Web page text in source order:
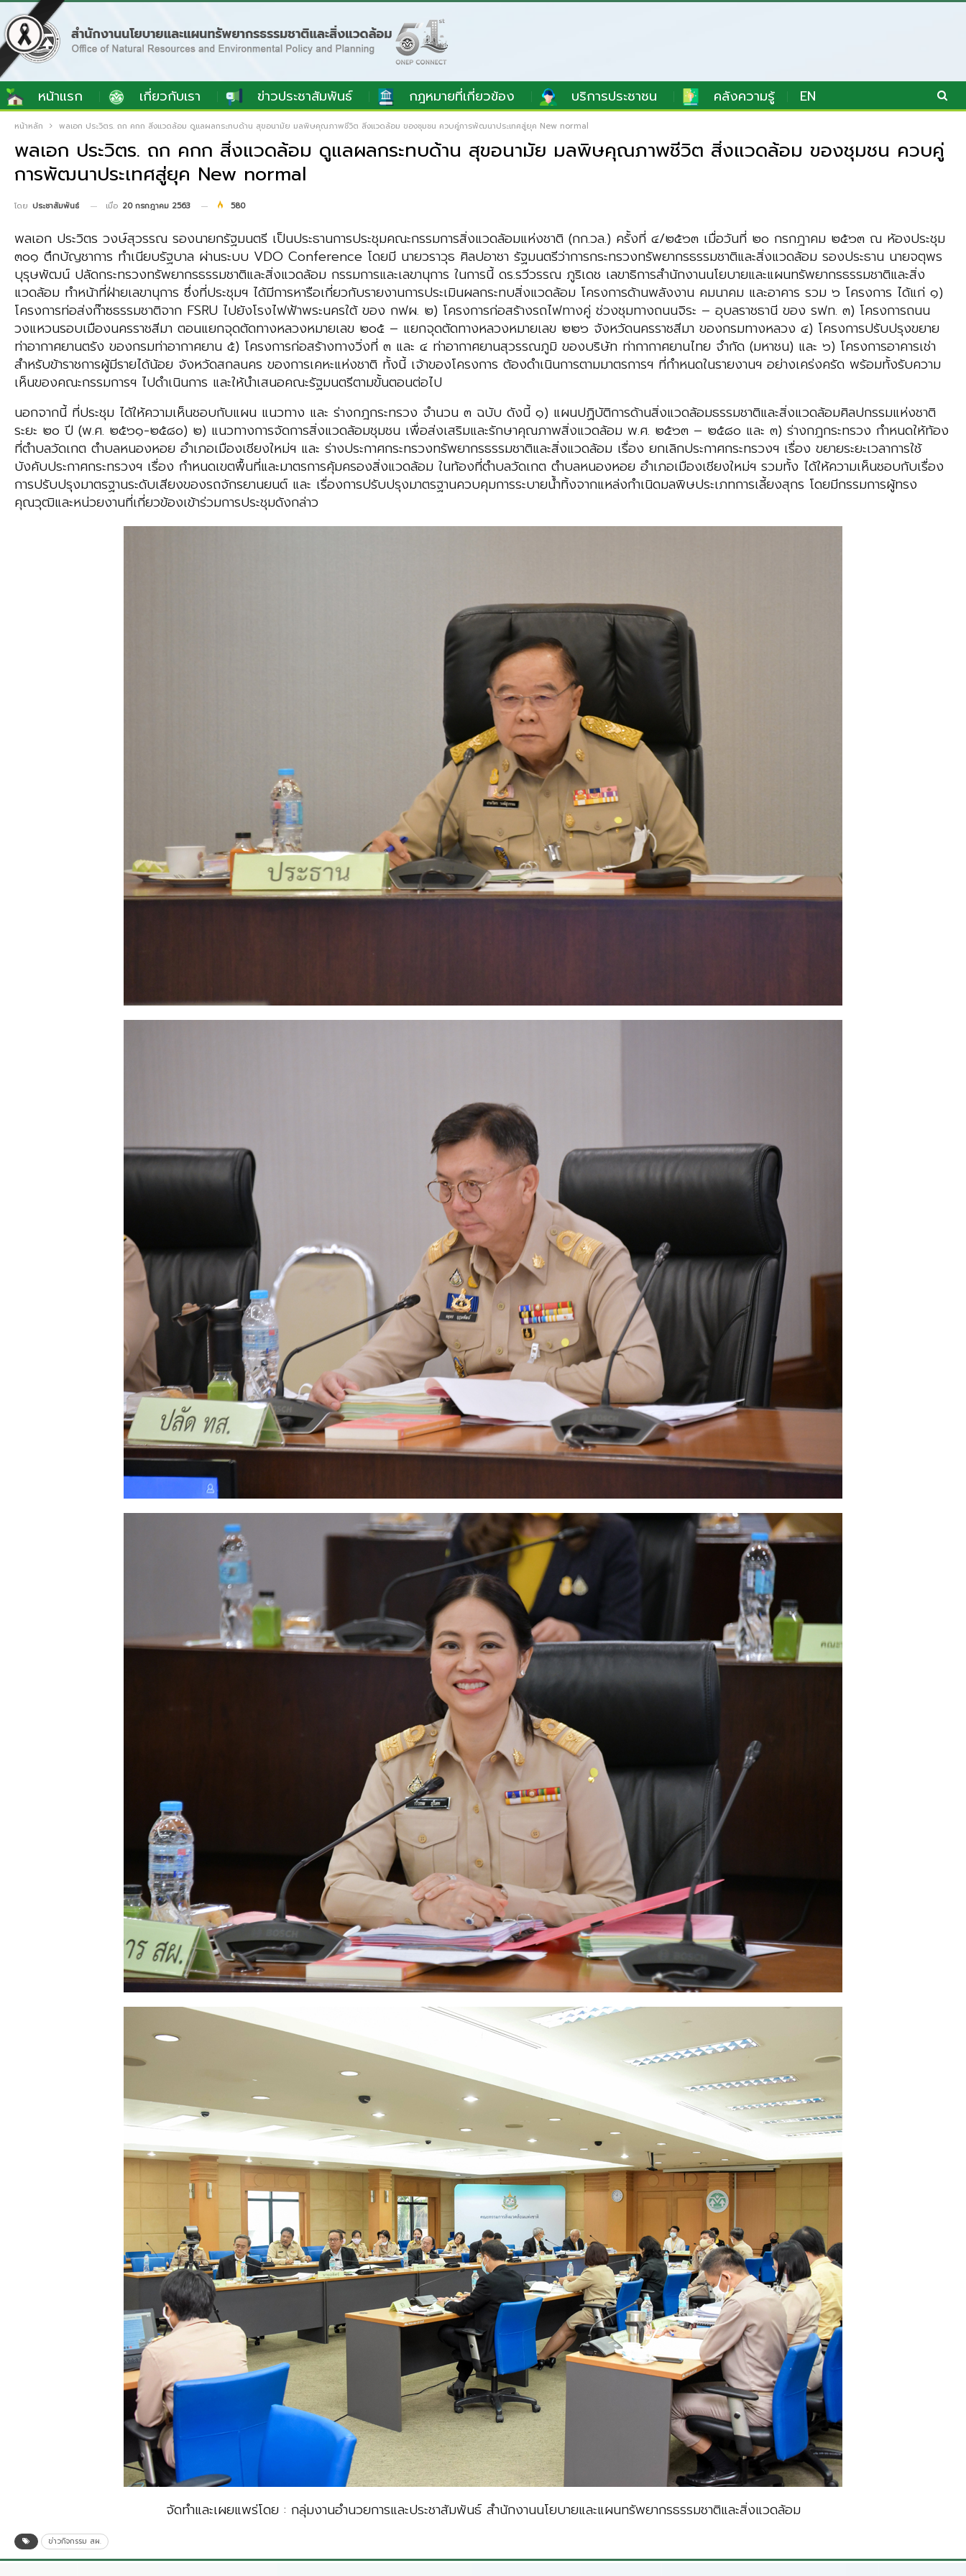
หน้าแรก เกี่ยวกับเรา ข่าวประชาสัมพันธ์ กฎหมายที่เกี่ยวข้อง บริการประชาชน คลังความรู้ EN
หน้าหลัก พลเอก ประวิตร. ถก คกก สิ่งแวดล้อม ดูแลผลกระทบด้าน สุขอนามัย มลพิษคุณภาพชีวิต สิ่งแวดล้อม ของชุมชน ควบคู่การพัฒนาประเทศสู่ยุค New normal
พลเอก ประวิตร. ถก คกก สิ่งแวดล้อม ดูแลผลกระทบด้าน สุขอนามัย มลพิษคุณภาพชีวิต สิ่งแวดล้อม ของชุมชน ควบคู่
การพัฒนาประเทศสู่ยุค New normal
โดย ประชาสัมพันธ์ เมื่อ 20 กรกฎาคม 2563 580
พลเอก ประวิตร วงษ์สุวรรณ รองนายกรัฐมนตรี เป็นประธานการประชุมคณะกรรมการสิ่งแวดล้อมแห่งชาติ (กก.วล.) ครั้งที่ ๔/๒๕๖๓ เมื่อวันที่ ๒๐ กรกฎาคม ๒๕๖๓ ณ ห้องประชุม
๓๐๑ ตึกบัญชาการ ทำเนียบรัฐบาล ผ่านระบบ VDO Conference โดยมี นายวราวุธ ศิลปอาชา รัฐมนตรีว่าการกระทรวงทรัพยากรธรรมชาติและสิ่งแวดล้อม รองประธาน นายจตุพร
บุรุษพัฒน์ ปลัดกระทรวงทรัพยากรธรรมชาติและสิ่งแวดล้อม กรรมการและเลขานุการ ในการนี้ ดร.รวีวรรณ ภูริเดช เลขาธิการสำนักงานนโยบายและแผนทรัพยากรธรรมชาติและสิ่ง
แวดล้อม ทำหน้าที่ฝ่ายเลขานุการ ซึ่งที่ประชุมฯ ได้มีการหารือเกี่ยวกับรายงานการประเมินผลกระทบสิ่งแวดล้อม โครงการด้านพลังงาน คมนาคม และอาคาร รวม ๖ โครงการ ได้แก่ ๑)
โครงการท่อส่งก๊าซธรรมชาติจาก FSRU ไปยังโรงไฟฟ้าพระนครใต้ ของ กฟผ. ๒) โครงการก่อสร้างรถไฟทางคู่ ช่วงชุมทางถนนจิระ – อุบลราชธานี ของ รฟท. ๓) โครงการถนน
วงแหวนรอบเมืองนครราชสีมา ตอนแยกจุดตัดทางหลวงหมายเลข ๒๐๕ – แยกจุดตัดทางหลวงหมายเลข ๒๒๖ จังหวัดนครราชสีมา ของกรมทางหลวง ๔) โครงการปรับปรุงขยาย
ท่าอากาศยานตรัง ของกรมท่าอากาศยาน ๕) โครงการก่อสร้างทางวิ่งที่ ๓ และ ๔ ท่าอากาศยานสุวรรณภูมิ ของบริษัท ท่ากากาศยานไทย จำกัด (มหาชน) และ ๖) โครงการอาคารเช่า
สำหรับข้าราชการผู้มีรายได้น้อย จังหวัดสกลนคร ของการเคหะแห่งชาติ ทั้งนี้ เจ้าของโครงการ ต้องดำเนินการตามมาตรการฯ ที่กำหนดในรายงานฯ อย่างเคร่งครัด พร้อมทั้งรับความ
เห็นของคณะกรรมการฯ ไปดำเนินการ และให้นำเสนอคณะรัฐมนตรีตามขั้นตอนต่อไป
นอกจากนี้ ที่ประชุม ได้ให้ความเห็นชอบกับแผน แนวทาง และ ร่างกฎกระทรวง จำนวน ๓ ฉบับ ดังนี้ ๑) แผนปฏิบัติการด้านสิ่งแวดล้อมธรรมชาติและสิ่งแวดล้อมศิลปกรรมแห่งชาติ
ระยะ ๒๐ ปี (พ.ศ. ๒๕๖๑-๒๕๘๐) ๒) แนวทางการจัดการสิ่งแวดล้อมชุมชน เพื่อส่งเสริมและรักษาคุณภาพสิ่งแวดล้อม พ.ศ. ๒๕๖๓ – ๒๕๘๐ และ ๓) ร่างกฎกระทรวง กำหนดให้ท้อง
ที่ตำบลวัดเกต ตำบลหนองหอย อำเภอเมืองเชียงใหม่ฯ และ ร่างประกาศกระทรวงทรัพยากรธรรมชาติและสิ่งแวดล้อม เรื่อง ยกเลิกประกาศกระทรวงฯ เรื่อง ขยายระยะเวลาการใช้
บังคับประกาศกระทรวงฯ เรื่อง กำหนดเขตพื้นที่และมาตรการคุ้มครองสิ่งแวดล้อม ในท้องที่ตำบลวัดเกต ตำบลหนองหอย อำเภอเมืองเชียงใหม่ฯ รวมทั้ง ได้ให้ความเห็นชอบกับเรื่อง
การปรับปรุงมาตรฐานระดับเสียงของรถจักรยานยนต์ และ เรื่องการปรับปรุงมาตรฐานควบคุมการระบายน้ำทิ้งจากแหล่งกำเนิดมลพิษประเภทการเลี้ยงสุกร โดยมีกรรมการผู้ทรง
คุณวุฒิและหน่วยงานที่เกี่ยวข้องเข้าร่วมการประชุมดังกล่าว
จัดทำและเผยแพร่โดย : กลุ่มงานอำนวยการและประชาสัมพันธ์ สำนักงานนโยบายและแผนทรัพยากรธรรมชาติและสิ่งแวดล้อม
ข่าวกิจกรรม สผ.